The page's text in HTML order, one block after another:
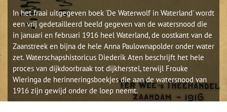
In het fraai uitgegeven boek 'De Waterwolf in Waterland' wordt
een vrij gedetailleerd beeld gegeven van de watersnood die
in januari en februari 1916 heel Waterland, de oostkant van de
Zaanstreek en bijna de hele Anna Paulownapolder onder water
zet. Waterschapshistoricus Diederik Aten beschrijft het hele
proces van dijkdoorbraak tot dijkherstel, terwijl Frouke
Wieringa de herinneringsboekjes die aan de watersnood van
1916 zijn gewijd onder de loep neemt.